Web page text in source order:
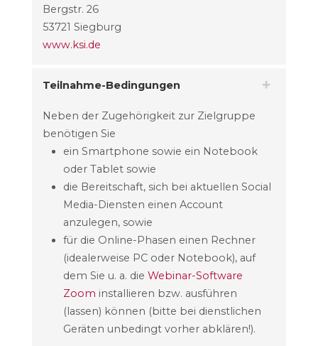
Bergstr. 26
53721 Siegburg
www.ksi.de
Teilnahme-Bedingungen
Neben der Zugehörigkeit zur Zielgruppe
benötigen Sie
ein Smartphone sowie ein Notebook
oder Tablet sowie
die Bereitschaft, sich bei aktuellen Social
Media-Diensten einen Account
anzulegen, sowie
für die Online-Phasen einen Rechner
(idealerweise PC oder Notebook), auf
dem Sie u. a. die Webinar-Software
Zoom installieren bzw. ausführen
(lassen) können (bitte bei dienstlichen
Geräten unbedingt vorher abklären!).